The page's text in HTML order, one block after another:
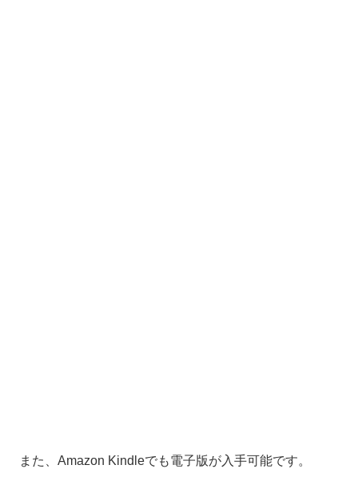
また、Amazon Kindleでも電子版が入手可能です。